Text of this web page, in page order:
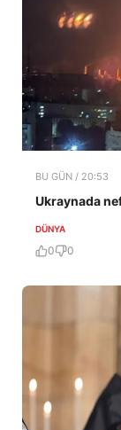
BU GÜN / 20:53
Ukraynada
DÜNYA
0 0